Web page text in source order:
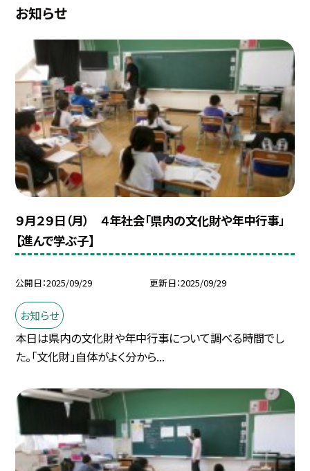
お知らせ
９月２９日（月） ４年社会「県内の文化財や年中行事」
【進んで学ぶ子】
公開日 2025/09/29 更新日 2025/09/29
お知らせ
本日は県内の文化財や年中行事について調べる時間でし
た。「文化財」自体がよく分から...